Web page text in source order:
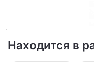
Находится в